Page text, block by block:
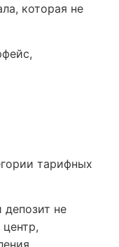
которая не
тарифных
депозит не